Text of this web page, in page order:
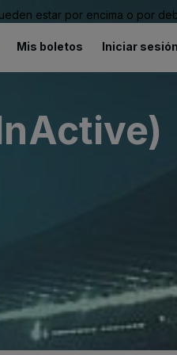
estar por encima o por
Mis boletos Iniciar sesión